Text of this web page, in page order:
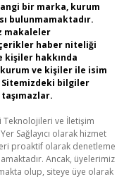
bir marka, kurum
bulunmamaktadır.
makaleler
haber niteliği
kişiler hakkında
kurum ve kişiler ile isim
bilgiler
Teknolojileri ve İletişim
Sağlayıcı olarak hizmet
proaktif olarak denetleme
Ancak, üyelerimiz
olup, siteye üye olarak